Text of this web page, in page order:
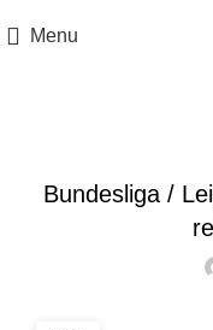
Menu
Bundesliga /